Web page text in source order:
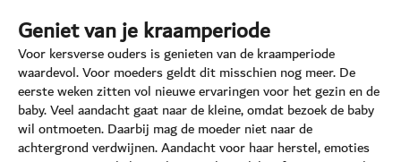
Geniet van je kraamperiode
Voor kersverse ouders is genieten van de kraamperiode
waardevol. Voor moeders geldt dit misschien nog meer. De
eerste weken zitten vol nieuwe ervaringen voor het gezin en de
baby. Veel aandacht gaat naar de kleine, omdat bezoek de baby
wil ontmoeten. Daarbij mag de moeder niet naar de
achtergrond verdwijnen. Aandacht voor haar herstel, emoties